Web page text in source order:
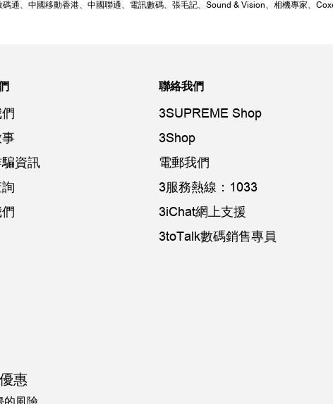
通、中國移動香港、中國聯通、電訊數碼、張毛記、Sound & Vision、相機專家、
資訊
聯絡我們
3SUPREME Shop
3Shop
電郵我們
3服務熱線：1033
3iChat網上支援
3toTalk數碼銷售專員
惠